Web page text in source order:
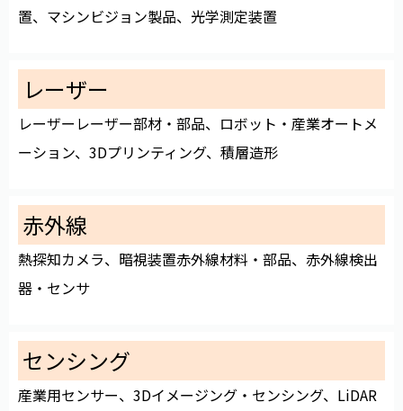
置、マシンビジョン製品、光学測定装置
レーザー
レーザーレーザー部材・部品、ロボット・産業オートメ
ーション、3Dプリンティング、積層造形
赤外線
熱探知カメラ、暗視装置赤外線材料・部品、赤外線検出
器・センサ
センシング
産業用センサー、3Dイメージング・センシング、LiDAR